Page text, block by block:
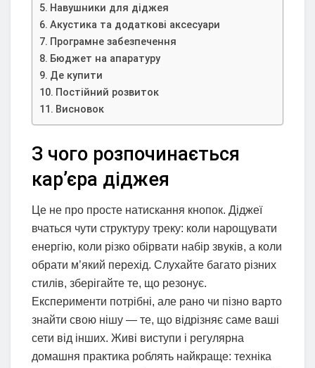
Навушники для діджея
Акустика та додаткові аксесуари
Програмне забезпечення
Бюджет на апаратуру
Де купити
Постійний розвиток
Висновок
З чого розпочинається
кар’єра діджея
Це не про просте натискання кнопок. Діджеї
вчаться чути структуру треку: коли нарощувати
енергію, коли різко обірвати набір звуків, а коли
обрати м’який перехід. Слухайте багато різних
стилів, зберігайте те, що резонує.
Експерименти потрібні, але рано чи пізно варто
знайти свою нішу — те, що відрізняє саме ваші
сети від інших. Живі виступи і регулярна
домашня практика роблять найкраще: техніка